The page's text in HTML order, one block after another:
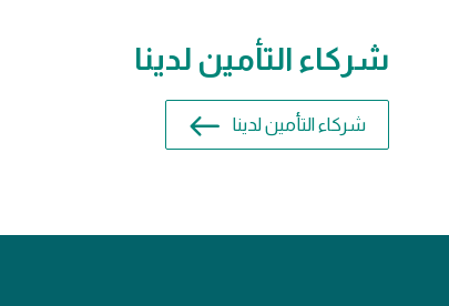
شركاء التأمين لدينا
شركاء التأمين لدينا